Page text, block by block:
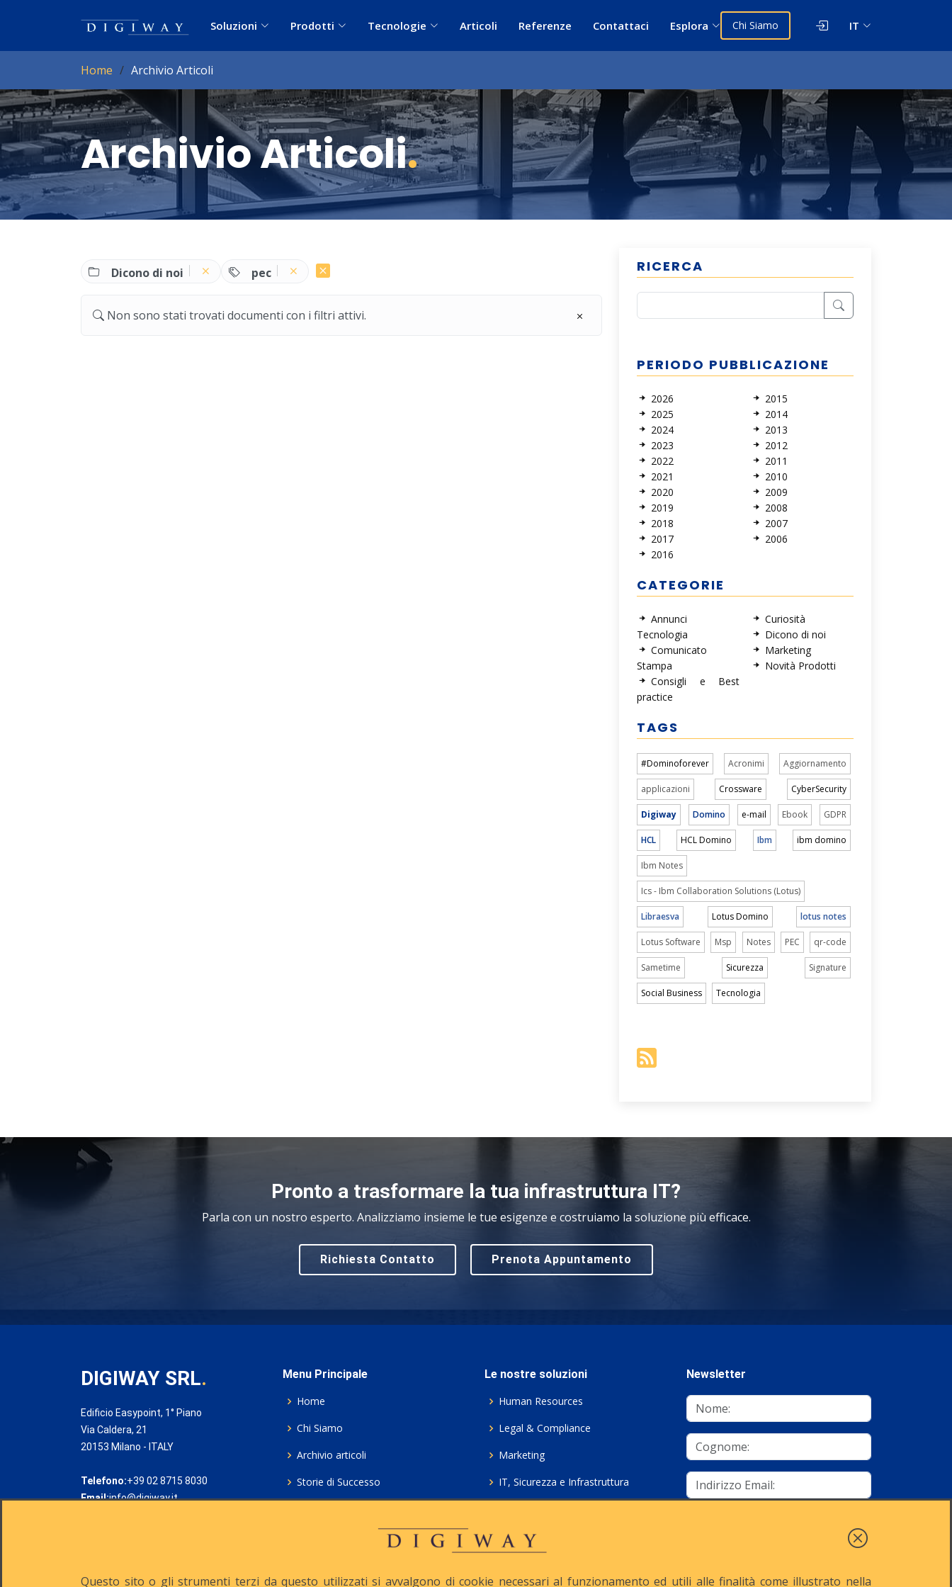
Soluzioni Prodotti Tecnologie Articoli Referenze Contattaci Esplora Chi Siamo IT
Home Archivio Articoli
Archivio Articoli.
Dicono di noi pec
Non sono stati trovati documenti con i filtri attivi.
RICERCA
PERIODO PUBBLICAZIONE
2026
2025
2024
2023
2022
2021
2020
2019
2018
2017
2016
2015
2014
2013
2012
2011
2010
2009
2008
2007
2006
CATEGORIE
Annunci
Tecnologia
Comunicato
Stampa
Consigli e Best
practice
Curiosità
Dicono di noi
Marketing
Novità Prodotti
TAGS
#Dominoforever Acronimi Aggiornamento
applicazioni Crossware CyberSecurity
Digiway Domino e-mail Ebook GDPR
HCL HCL Domino Ibm ibm domino
Ibm Notes
Ics - Ibm Collaboration Solutions (Lotus)
Libraesva Lotus Domino lotus notes
Lotus Software Msp Notes PEC qr-code
Sametime Sicurezza Signature
Social Business Tecnologia
Pronto a trasformare la tua infrastruttura IT?
Parla con un nostro esperto. Analizziamo insieme le tue esigenze e costruiamo la soluzione più efficace.
Richiesta Contatto Prenota Appuntamento
DIGIWAY SRL.
Edificio Easypoint, 1° Piano
Via Caldera, 21
20153 Milano - ITALY
Telefono:+39 02 8715 8030
Email:info@digiway.it
Menu Principale
Home
Chi Siamo
Archivio articoli
Storie di Successo
Le nostre soluzioni
Human Resources
Legal & Compliance
Marketing
IT, Sicurezza e Infrastruttura
Consulenza ICT e Licenze
Newsletter
Questo sito o gli strumenti terzi da questo utilizzati si avvalgono di cookie necessari al funzionamento ed utili alle finalità come illustrato nella